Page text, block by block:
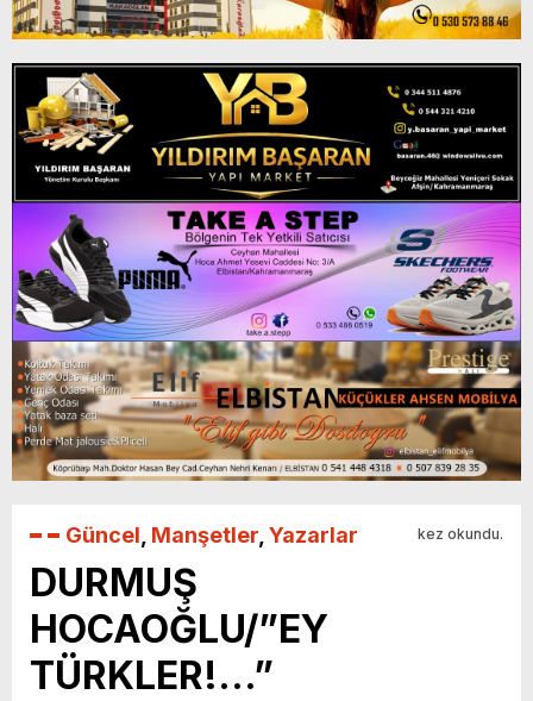
Güncel Manşetler Yazarlar kez okundu.
DURMUŞ
HOCAOĞLU/”EY
TÜRKLER!…”